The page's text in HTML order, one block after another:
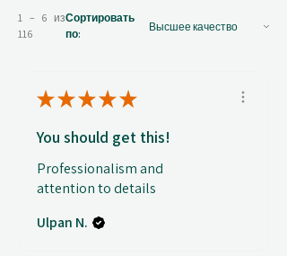
1 – 6 из
116
Сортировать
по:
★★★★★
You should get this!
Professionalism and
attention to details
Ulpan N.